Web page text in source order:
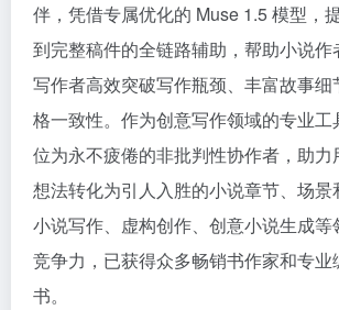
伴，凭借专属优化的 Muse 1.5 模型，
到完整稿件的全链路辅助，帮助小说
写作者高效突破写作瓶颈、丰富故事
格一致性。作为创意写作领域的专业工
位为永不疲倦的非批判性协作者，助力
想法转化为引人入胜的小说章节、场景
小说写作、虚构创作、创意小说生成等
竞争力，已获得众多畅销书作家和专
书。